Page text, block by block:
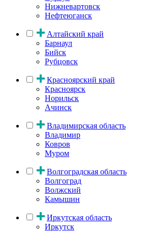
Нижневартовск
Нефтеюганск
Алтайский край
Барнаул
Бийск
Рубцовск
Красноярский край
Красноярск
Норильск
Ачинск
Владимирская область
Владимир
Ковров
Муром
Волгоградская область
Волгоград
Волжский
Камышин
Иркутская область
Иркутск